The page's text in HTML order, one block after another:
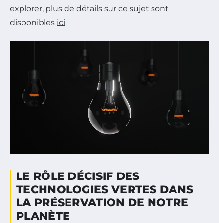
explorer, plus de détails sur ce sujet sont
disponibles ici.
LE RÔLE DÉCISIF DES
TECHNOLOGIES VERTES DANS
LA PRÉSERVATION DE NOTRE
PLANÈTE